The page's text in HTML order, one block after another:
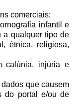
comerciais;
infantil e
a qualquer tipo de
étnica, religiosa,
injúria e
que causem
do portal e/ou de